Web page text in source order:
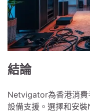
結論
Netvigator為香港消
設備支援。選擇和安